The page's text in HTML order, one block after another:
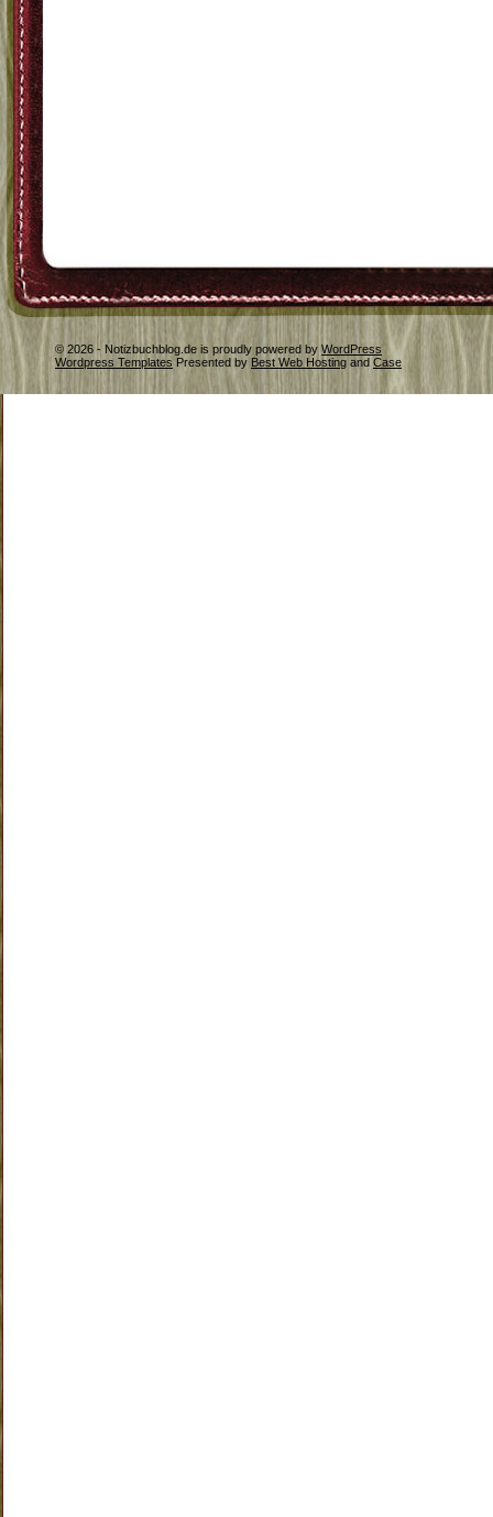
© 2026 - Notizbuchblog.de is proudly powered by WordPress
Wordpress Templates Presented by Best Web Hosting and Case